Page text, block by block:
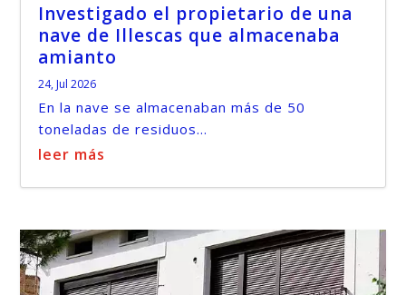
Investigado el propietario de una
nave de Illescas que almacenaba
amianto
24, Jul 2026
En la nave se almacenaban más de 50
toneladas de residuos...
leer más